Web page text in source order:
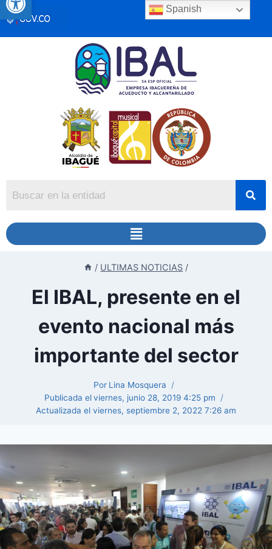
/ ULTIMAS NOTICIAS /
El IBAL, presente en el
evento nacional más
importante del sector
Por Lina Mosquera
Publicada elviernes, junio 28, 2019 4:25 pm
Actualizada el viernes, septiembre 2, 2022 7:26 am
Spanish